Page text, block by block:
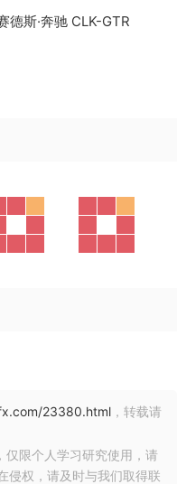
斯·奔驰 CLK-GTR
23380.html ，转载请
仅限个人学习研究使用，请
侵权，请及时与我们取得联